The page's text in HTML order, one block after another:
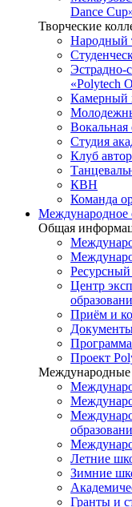
Dance
Творческие
Народный
«Polytech
Вокальная
Студия
Клуб
КВН
Команда
Международное
Общая
Ресурсный
Центр
Приём и
Проект
Международные
Летние
Зимние
Гранты и